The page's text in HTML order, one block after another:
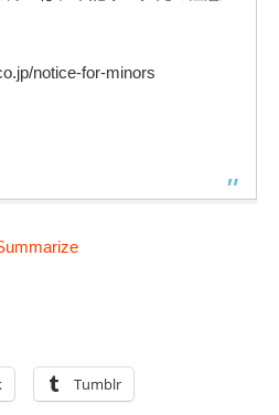
notice-for-minors
Tumblr